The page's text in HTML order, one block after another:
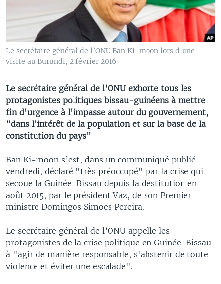
Le secrétaire général de l’ONU Ban Ki-moon lors d'une
visite au Burundi, 2 février 2016
Le secrétaire général de l’ONU exhorte tous les
protagonistes politiques bissau-guinéens à mettre
fin d'urgence à l'impasse autour du gouvernement,
"dans l'intérêt de la population et sur la base de la
constitution du pays"
Ban Ki-moon s’est, dans un communiqué publié
vendredi, déclaré "très préoccupé" par la crise qui
secoue la Guinée-Bissau depuis la destitution en
août 2015, par le président Vaz, de son Premier
ministre Domingos Simoes Pereira.
Le secrétaire général de l’ONU appelle les
protagonistes de la crise politique en Guinée-Bissau
à "agir de manière responsable, s'abstenir de toute
violence et éviter une escalade".